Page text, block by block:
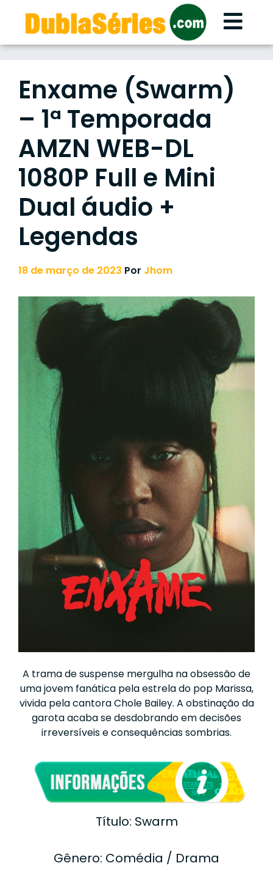
content
Enxame (Swarm)
– 1ª Temporada
AMZN WEB-DL
1080P Full e Mini
Dual áudio +
Legendas
18 de março de 2023 Por Jhom
A trama de suspense mergulha na obsessão de
uma jovem fanática pela estrela do pop Marissa,
vivida pela cantora Chole Bailey. A obstinação da
garota acaba se desdobrando em decisões
irreversíveis e consequências sombrias.
Título: Swarm
Gênero: Comédia / Drama